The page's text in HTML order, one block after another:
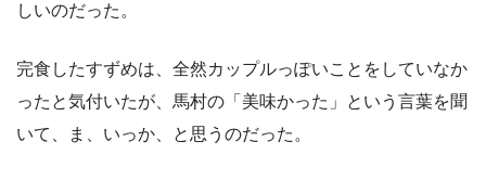
しいのだった。
完食したすずめは、全然カップルっぽいことをしていなか
ったと気付いたが、馬村の「美味かった」という言葉を聞
いて、ま、いっか、と思うのだった。